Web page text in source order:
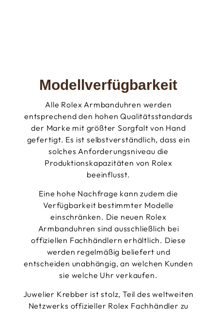
Modellverfügbarkeit
Alle Rolex Armbanduhren werden
entsprechend den hohen Qualitätsstandards
der Marke mit größter Sorgfalt von Hand
gefertigt. Es ist selbstverständlich, dass ein
solches Anforderungsniveau die
Produktionskapazitäten von Rolex
beeinflusst.
Eine hohe Nachfrage kann zudem die
Verfügbarkeit bestimmter Modelle
einschränken. Die neuen Rolex
Armbanduhren sind ausschließlich bei
offiziellen Fachhändlern erhältlich. Diese
werden regelmäßig beliefert und
entscheiden unabhängig, an welchen Kunden
sie welche Uhr verkaufen.
Juwelier Krebber ist stolz, Teil des weltweiten
Netzwerks offizieller Rolex Fachhändler zu